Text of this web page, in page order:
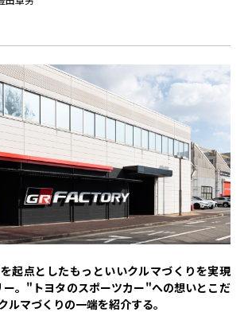
トヨタイムズスポーツ
トヨタイムズPodcast
SDGs
労使協議会
モータースポーツ モリゾウ WRC
起点としたもっといいクルマづくりを実現
ー。"トヨタのスポーツカー"への想いとこだ
ルマづくりの一端を紹介する。